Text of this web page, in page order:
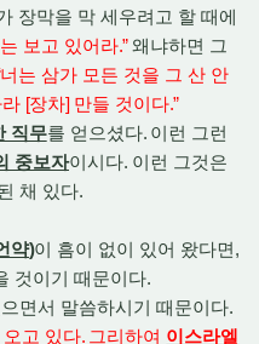
장막을 막 세우려고 할 때에
보고 있어라.”왜냐하면 그
너는 삼가 모든 것을 그 산 안
[장차] 만들 것이다.”
직무를 얻으셨다. 이런 그런
중보자이시다. 이런 그것은
채 있다.
약)이 흠이 없이 있어 왔다면,
것이기 때문이다.
면서 말씀하시기 때문이다.
고 있다. 그리하여 이스라엘